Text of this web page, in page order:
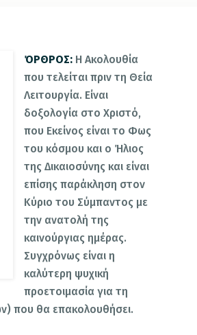
ΌΡΘΡΟΣ: Η Ακολουθία
που τελείται πριν τη Θεία
Λειτουργία. Είναι
δοξολογία στο Χριστό,
που Εκείνος είναι το Φως
του κόσμου και ο Ήλιος
της Δικαιοσύνης και είναι
επίσης παράκληση στον
Κύριο του Σύμπαντος με
την ανατολή της
καινούργιας ημέρας.
Συγχρόνως είναι η
καλύτερη ψυχική
προετοιμασία για τη
που θα επακολουθήσει.